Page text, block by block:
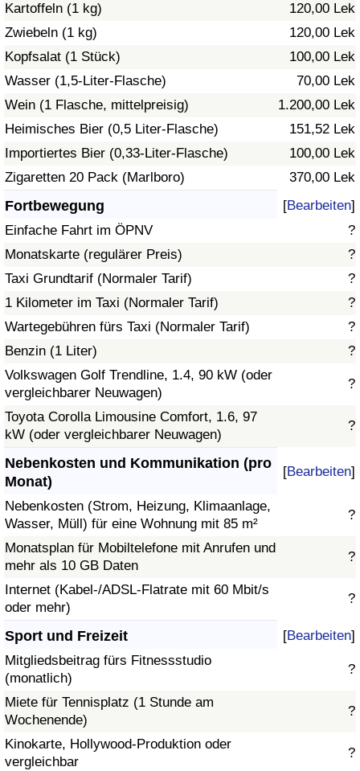
Kartoffeln (1 kg)
120,00 Lek
Zwiebeln (1 kg)
120,00 Lek
Kopfsalat (1 Stück)
100,00 Lek
Wasser (1,5-Liter-Flasche)
70,00 Lek
Wein (1 Flasche, mittelpreisig)
1.200,00 Lek
Heimisches Bier (0,5 Liter-Flasche)
151,52 Lek
Importiertes Bier (0,33-Liter-Flasche)
100,00 Lek
Zigaretten 20 Pack (Marlboro)
370,00 Lek
Fortbewegung [Bearbeiten]
Einfache Fahrt im ÖPNV
?
Monatskarte (regulärer Preis)
?
Taxi Grundtarif (Normaler Tarif)
?
1 Kilometer im Taxi (Normaler Tarif)
?
Wartegebühren fürs Taxi (Normaler Tarif)
?
Benzin (1 Liter)
?
Volkswagen Golf Trendline, 1.4, 90 kW (oder
vergleichbarer Neuwagen)
?
Toyota Corolla Limousine Comfort, 1.6, 97
kW (oder vergleichbarer Neuwagen)
?
Nebenkosten und Kommunikation (pro
Monat)
[Bearbeiten]
Nebenkosten (Strom, Heizung, Klimaanlage,
Wasser, Müll) für eine Wohnung mit 85 m²
?
Monatsplan für Mobiltelefone mit Anrufen und
mehr als 10 GB Daten
?
Internet (Kabel-/ADSL-Flatrate mit 60 Mbit/s
oder mehr)
?
Sport und Freizeit [Bearbeiten]
Mitgliedsbeitrag fürs Fitnessstudio
(monatlich)
?
Miete für Tennisplatz (1 Stunde am
Wochenende)
?
Kinokarte, Hollywood-Produktion oder
vergleichbar
?
Umweltverschmutzungs-Index nach Land
Verkehr
Verkehrs-Index
Verkehrs-Index (aktuell)
Verkehrs-Index nach Land